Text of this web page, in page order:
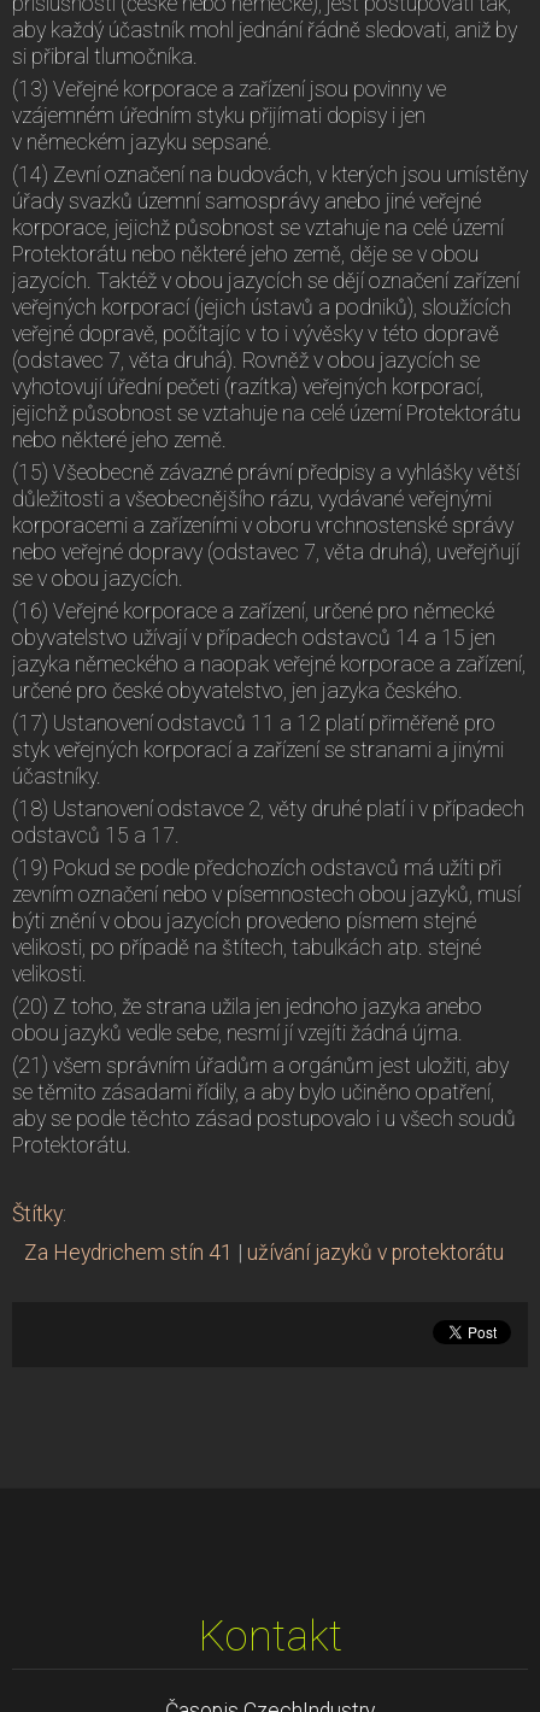
aby každý účastník mohl jednání řádně sledovati, aniž by
si přibral tlumočníka.
(13) Veřejné korporace a zařízení jsou povinny ve
vzájemném úředním styku přijímati dopisy i jen
v německém jazyku sepsané.
(14) Zevní označení na budovách, v kterých jsou umístěny
úřady svazků územní samosprávy anebo jiné veřejné
korporace, jejichž působnost se vztahuje na celé území
Protektorátu nebo některé jeho země, děje se v obou
jazycích. Taktéž v obou jazycích se dějí označení zařízení
veřejných korporací (jejich ústavů a podniků), sloužících
veřejné dopravě, počítajíc v to i vývěsky v této dopravě
(odstavec 7, věta druhá). Rovněž v obou jazycích se
vyhotovují úřední pečeti (razítka) veřejných korporací,
jejichž působnost se vztahuje na celé území Protektorátu
nebo některé jeho země.
(15) Všeobecně závazné právní předpisy a vyhlášky větší
důležitosti a všeobecnějšího rázu, vydávané veřejnými
korporacemi a zařízeními v oboru vrchnostenské správy
nebo veřejné dopravy (odstavec 7, věta druhá), uveřejňují
se v obou jazycích.
(16) Veřejné korporace a zařízení, určené pro německé
obyvatelstvo užívají v případech odstavců 14 a 15 jen
jazyka německého a naopak veřejné korporace a zařízení,
určené pro české obyvatelstvo, jen jazyka českého.
(17) Ustanovení odstavců 11 a 12 platí přiměřeně pro
styk veřejných korporací a zařízení se stranami a jinými
účastníky.
(18) Ustanovení odstavce 2, věty druhé platí i v případech
odstavců 15 a 17.
(19) Pokud se podle předchozích odstavců má užíti při
zevním označení nebo v písemnostech obou jazyků, musí
býti znění v obou jazycích provedeno písmem stejné
velikosti, po případě na štítech, tabulkách atp. stejné
velikosti.
(20) Z toho, že strana užila jen jednoho jazyka anebo
obou jazyků vedle sebe, nesmí jí vzejíti žádná újma.
(21) všem správním úřadům a orgánům jest uložiti, aby
se těmito zásadami řídily, a aby bylo učiněno opatření,
aby se podle těchto zásad postupovalo i u všech soudů
Protektorátu.
Štítky:
Za Heydrichem stín 41 | užívání jazyků v protektorátu
Kontakt